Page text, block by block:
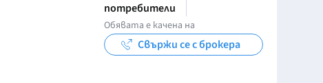
потребители
Обявата е качена на
Свържи се с брокера